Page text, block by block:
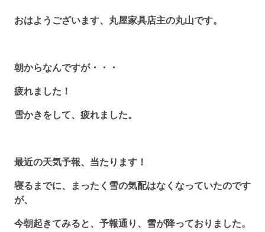
おはようございます、丸屋家具店主の丸山です。
朝からなんですが・・・
疲れました！
雪かきをして、疲れました。
最近の天気予報、当たります！
寝るまでに、まったく雪の気配はなくなっていたのです
が、
今朝起きてみると、予報通り、雪が降っておりました。